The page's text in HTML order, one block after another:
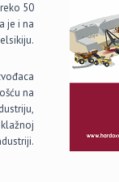
50
je i na
na